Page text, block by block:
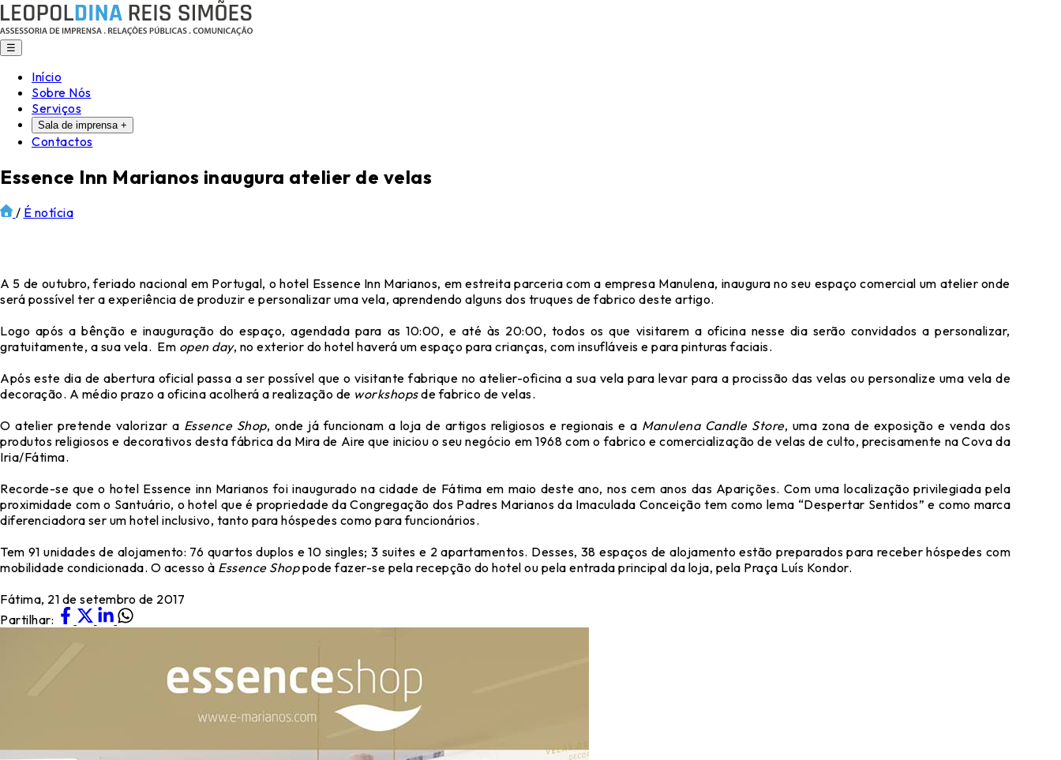
☰
Início
Sobre Nós
Serviços
Sala de imprensa +
Contactos
Essence Inn Marianos inaugura atelier de velas
/ É notícia
A 5 de outubro, feriado nacional em Portugal, o hotel Essence Inn Marianos, em estreita parceria com a empresa Manulena, inaugura no seu espaço comercial um atelier onde
será possível ter a experiência de produzir e personalizar uma vela, aprendendo alguns dos truques de fabrico deste artigo.
Logo após a bênção e inauguração do espaço, agendada para as 10:00, e até às 20:00, todos os que visitarem a oficina nesse dia serão convidados a personalizar,
gratuitamente, a sua vela. Em open day, no exterior do hotel haverá um espaço para crianças, com insufláveis e para pinturas faciais.
Após este dia de abertura oficial passa a ser possível que o visitante fabrique no atelier-oficina a sua vela para levar para a procissão das velas ou personalize uma vela de
decoração. A médio prazo a oficina acolherá a realização de workshopsde fabrico de velas.
O atelier pretende valorizar a Essence Shop, onde já funcionam a loja de artigos religiosos e regionais e a Manulena Candle Store, uma zona de exposição e venda dos
produtos religiosos e decorativos desta fábrica da Mira de Aire que iniciou o seu negócio em 1968 com o fabrico e comercialização de velas de culto, precisamente na Cova da
Iria/Fátima.
Recorde-se que o hotel Essence inn Marianos foi inaugurado na cidade de Fátima em maio deste ano, nos cem anos das Aparições. Com uma localização privilegiada pela
proximidade com o Santuário, o hotel que é propriedade da Congregação dos Padres Marianos da Imaculada Conceição tem como lema “Despertar Sentidos” e como marca
diferenciadora ser um hotel inclusivo, tanto para hóspedes como para funcionários.
Tem 91 unidades de alojamento: 76 quartos duplos e 10 singles; 3 suites e 2 apartamentos. Desses, 38 espaços de alojamento estão preparados para receber hóspedes com
mobilidade condicionada. O acesso à Essence Shoppode fazer-se pela recepção do hotel ou pela entrada principal da loja, pela Praça Luís Kondor.
Fátima, 21 de setembro de 2017
Partilhar: